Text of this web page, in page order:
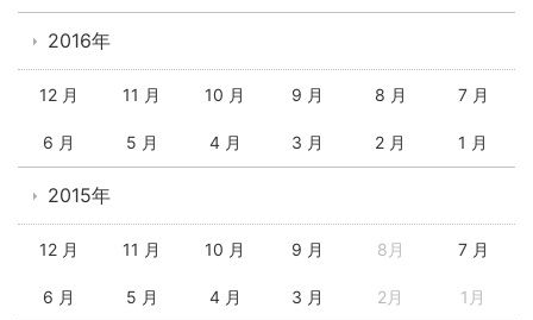
2016年
12 月 11 月 10 月 9 月 8 月 7 月
6 月 5 月 4 月 3 月 2 月 1 月
2015年
12 月 11 月 10 月 9 月 8月 7 月
6 月 5 月 4 月 3 月 2月 1月